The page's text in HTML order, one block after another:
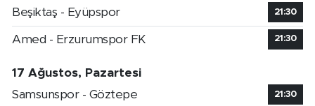
Beşiktaş - Eyüpspor 21:30
Amed - Erzurumspor FK 21:30
17 Ağustos, Pazartesi
Samsunspor - Göztepe
21:30